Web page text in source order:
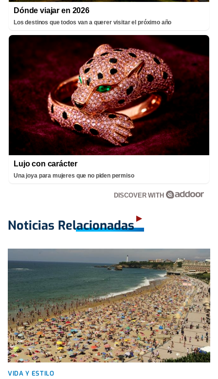
Dónde viajar en 2026
Los destinos que todos van a querer visitar el próximo año
Lujo con carácter
Una joya para mujeres que no piden permiso
DISCOVER WITH
Noticias Relacionadas
VIDA Y ESTILO